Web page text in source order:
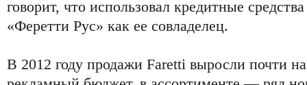
говорит, что использовал кредитные
«Феретти Рус» как ее совладелец.
В 2012 году продажи Faretti выросли почти